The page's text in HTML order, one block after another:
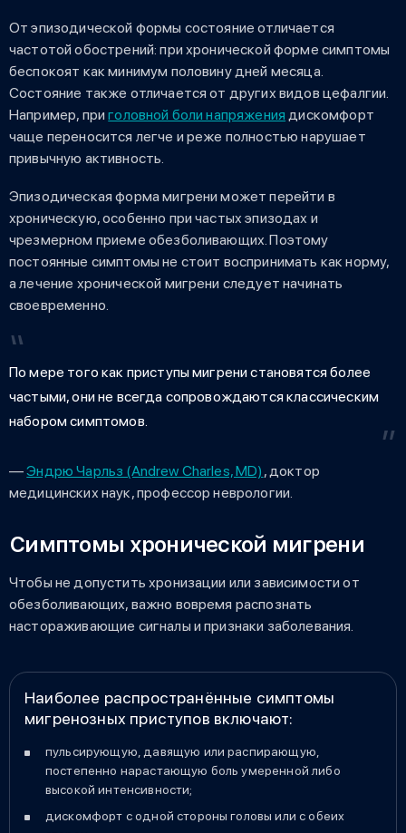
От эпизодической формы состояние отличается
частотой обострений: при хронической форме симптомы
беспокоят как минимум половину дней месяца.
Состояние также отличается от других видов цефалгии.
Например, приголовной боли напряжения дискомфорт
чаще переносится легче и реже полностью нарушает
привычную активность.
Эпизодическая форма мигрени может перейти в
хроническую, особенно при частых эпизодах и
чрезмерном приеме обезболивающих. Поэтому
постоянные симптомы не стоит воспринимать как норму,
а лечение хронической мигрени следует начинать
своевременно.
По мере того как приступы мигрени становятся более
частыми, они не всегда сопровождаются классическим
набором симптомов.
—Эндрю Чарльз (Andrew Charles, MD) , доктор
медицинских наук, профессор неврологии.
Симптомы хронической мигрени
Чтобы не допустить хронизации или зависимости от
обезболивающих, важно вовремя распознать
настораживающие сигналы и признаки заболевания.
Наиболее распространённые симптомы
мигренозных приступов включают:
пульсирующую, давящую или распирающую,
постепенно нарастающую боль умеренной либо
высокой интенсивности;
дискомфорт с одной стороны головы или с обеих